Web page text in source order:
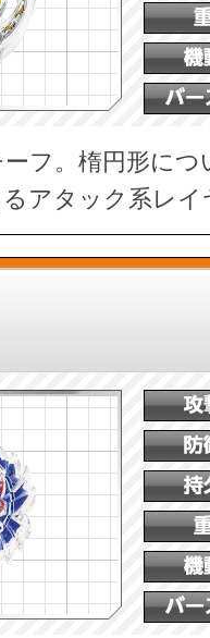
フ。楕円形に
アタック系レイ